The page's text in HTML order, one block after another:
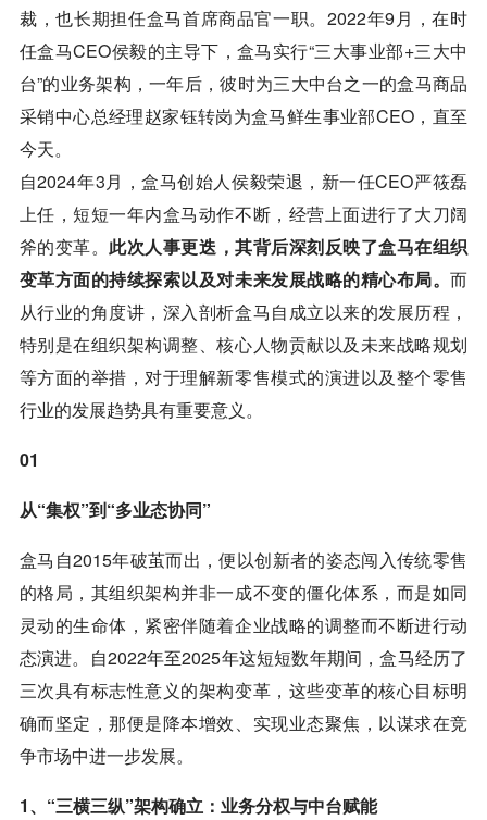
裁，也长期担任盒马首席商品官一职。2022年9月，在时
任盒马CEO侯毅的主导下，盒马实行“三大事业部+三大中
台”的业务架构，一年后，彼时为三大中台之一的盒马商品
采销中心总经理赵家钰转岗为盒马鲜生事业部CEO，直至
今天。
自2024年3月，盒马创始人侯毅荣退，新一任CEO严筱磊
上任，短短一年内盒马动作不断，经营上面进行了大刀阔
斧的变革。 此次人事更迭，其背后深刻反映了盒马在组织
变革方面的持续探索以及对未来发展战略的精心布局。而
从行业的角度讲，深入剖析盒马自成立以来的发展历程，
特别是在组织架构调整、核心人物贡献以及未来战略规划
等方面的举措，对于理解新零售模式的演进以及整个零售
行业的发展趋势具有重要意义。
01
从“集权”到“多业态协同”
盒马自2015年破茧而出，便以创新者的姿态闯入传统零售
的格局，其组织架构并非一成不变的僵化体系，而是如同
灵动的生命体，紧密伴随着企业战略的调整而不断进行动
态演进。自2022年至2025年这短短数年期间，盒马经历了
三次具有标志性意义的架构变革，这些变革的核心目标明
确而坚定，那便是降本增效、实现业态聚焦，以谋求在竞
争市场中进一步发展。
1、“三横三纵”架构确立：业务分权与中台赋能